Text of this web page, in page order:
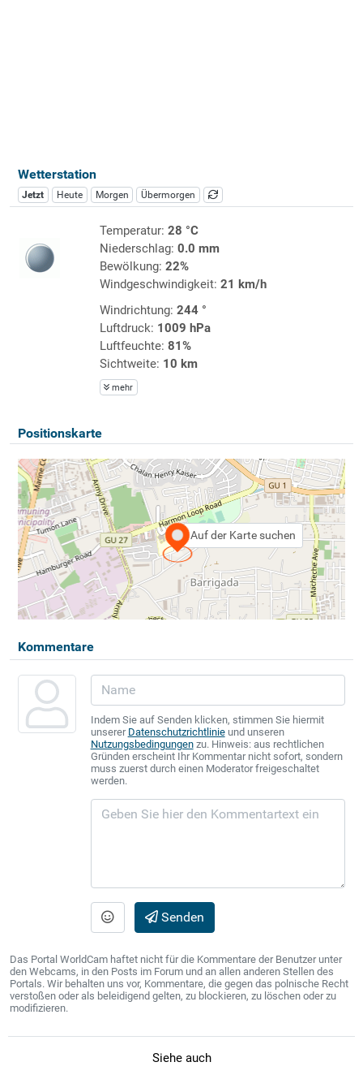
Wetterstation
Jetzt Heute Morgen Übermorgen
Temperatur: 28 °C
Niederschlag: 0.0 mm
Bewölkung: 22%
Windgeschwindigkeit: 21 km/h
Windrichtung: 244 °
Luftdruck: 1009 hPa
Luftfeuchte: 81%
Sichtweite: 10 km
mehr
Positionskarte
Auf der Karte suchen
Kommentare
Indem Sie auf Senden klicken, stimmen Sie hiermit
unserer Datenschutzrichtlinieund unseren
Nutzungsbedingungenzu. Hinweis: aus rechtlichen
Gründen erscheint Ihr Kommentar nicht sofort, sondern
muss zuerst durch einen Moderator freigeschaltet
werden.
Senden
Das Portal WorldCam haftet nicht für die Kommentare der Benutzer unter
den Webcams, in den Posts im Forum und an allen anderen Stellen des
Portals. Wir behalten uns vor, Kommentare, die gegen das polnische Recht
verstoßen oder als beleidigend gelten, zu blockieren, zu löschen oder zu
modifizieren.
Siehe auch